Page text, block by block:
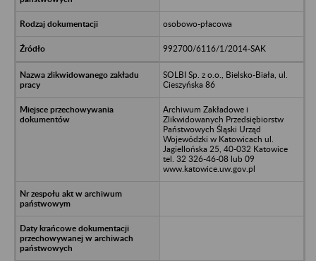
osobowo-płacowa
992700/6116/1/2014-SAK
SOLBI Sp. z o.o., Bielsko-Biała, ul.
Cieszyńska 86
Archiwum Zakładowe i
Zlikwidowanych Przedsiębiorstw
Państwowych Śląski Urząd
Wojewódzki w Katowicach ul.
Jagiellońska 25, 40-032 Katowice
tel. 32 326-46-08 lub 09
www.katowice.uw.gov.pl